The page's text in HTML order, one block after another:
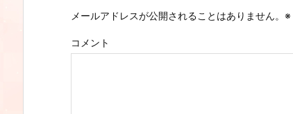
メールアドレスが公開されることはありません。 ※
コメント